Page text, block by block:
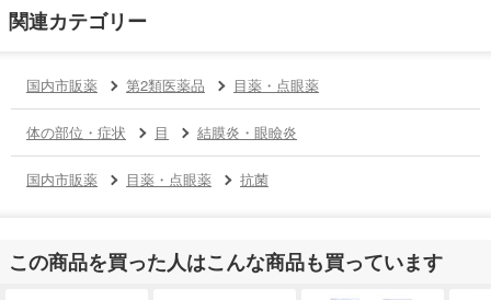
関連カテゴリー
国内市販薬 第2類医薬品 目薬・点眼薬
体の部位・症状 目 結膜炎・眼瞼炎
国内市販薬 目薬・点眼薬 抗菌
この商品を買った人はこんな商品も買っています